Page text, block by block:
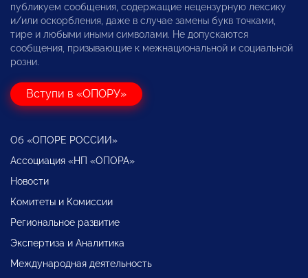
публикуем сообщения, содержащие нецензурную лексику
и/или оскорбления, даже в случае замены букв точками,
тире и любыми иными символами. Не допускаются
сообщения, призывающие к межнациональной и социальной
розни.
Вступи в «ОПОРУ»
Об «ОПОРЕ РОССИИ»
Ассоциация «НП «ОПОРА»
Новости
Комитеты и Комиссии
Региональное развитие
Экспертиза и Аналитика
Международная деятельность